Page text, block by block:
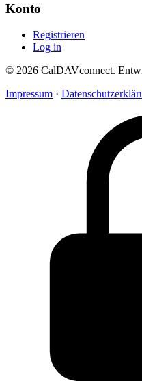
Konto
Registrieren
Log in
© 2026 CalDAVconnect.
Impressum ·